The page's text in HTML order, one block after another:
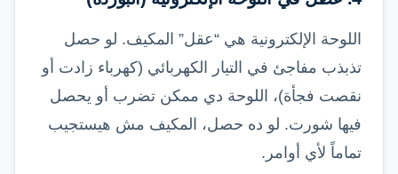
اللوحة الإلكترونية هي “عقل” المكيف. لو حصل
تذبذب مفاجئ في التيار الكهربائي (كهرباء زادت أو
نقصت فجأة)، اللوحة دي ممكن تضرب أو يحصل
فيها شورت. لو ده حصل، المكيف مش هيستجيب
تماماً لأي أوامر.